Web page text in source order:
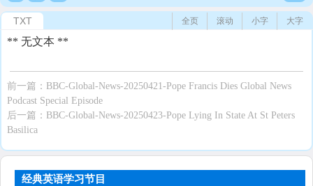
TXT 大字
小字
滚动
全页
** 无文本 **
前一篇： BBC-Global-News-20250421-Pope Francis Dies Global News
Podcast Special Episode
后一篇： BBC-Global-News-20250423-Pope Lying In State At St Peters
Basilica
经典英语学习节目